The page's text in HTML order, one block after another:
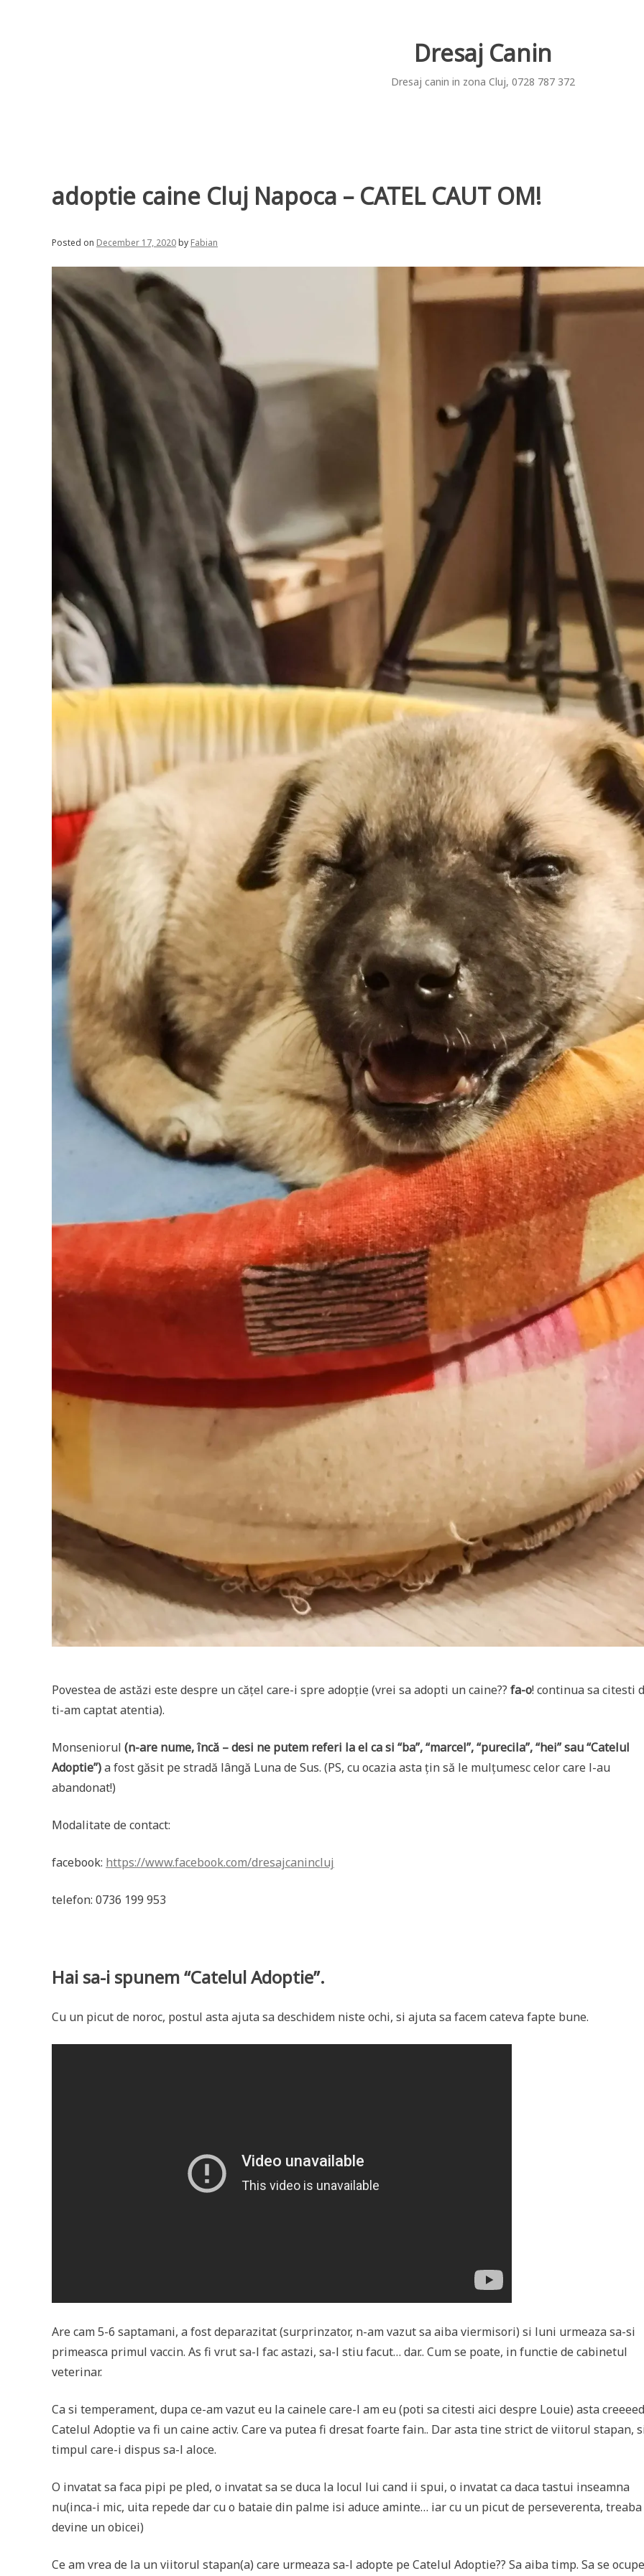
Dresaj Canin
Dresaj canin in zona Cluj, 0728 787 372
adoptie caine Cluj Napoca – CATEL CAUT OM!
Posted on December 17, 2020by Fabian
Povestea de astăzi este despre un cățel care-i spre adopție (vrei sa adopti un caine?? fa-o! continua sa citesti
ti-am captat atentia).
Monseniorul (n-are nume, încă – desi ne putem referi la el ca si “ba”, “marcel”, “purecila”, “hei” sau “Catelul
Adoptie”)a fost găsit pe stradă lângă Luna de Sus. (PS, cu ocazia asta țin să le mulțumesc celor care l-au
abandonat!)
Modalitate de contact:
facebook: https://www.facebook.com/dresajcanincluj
telefon: 0736 199 953
Hai sa-i spunem “Catelul Adoptie”.
Cu un picut de noroc, postul asta ajuta sa deschidem niste ochi, si ajuta sa facem cateva fapte bune.
Are cam 5-6 saptamani, a fost deparazitat (surprinzator, n-am vazut sa aiba viermisori) si luni urmeaza sa-si
primeasca primul vaccin. As fi vrut sa-l fac astazi, sa-l stiu facut… dar.. Cum se poate, in functie de cabinetul
veterinar.
Ca si temperament, dupa ce-am vazut eu la cainele care-l am eu (poti sa citesti aici despre Louie) asta
Catelul Adoptie va fi un caine activ. Care va putea fi dresat foarte fain.. Dar asta tine strict de viitorul stapan,
timpul care-i dispus sa-l aloce.
O invatat sa faca pipi pe pled, o invatat sa se duca la locul lui cand ii spui, o invatat ca daca tastui inseamna
nu(inca-i mic, uita repede dar cu o bataie din palme isi aduce aminte… iar cu un picut de perseverenta,
devine un obicei)
Ce am vrea de la un viitorul stapan(a) care urmeaza sa-l adopte pe Catelul Adoptie?? Sa aiba timp. Sa se